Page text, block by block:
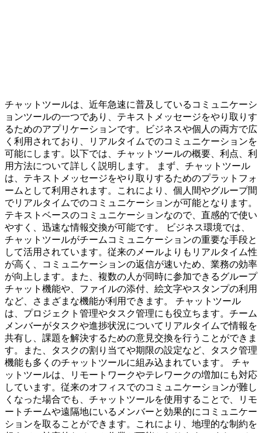
チャットツールは、近年急速に普及しているコミュニケーシ
ョンツールの一つであり、テキストメッセージをやり取りす
るためのアプリケーションです。ビジネスや個人の両方で広
く利用されており、リアルタイムでのコミュニケーションを
可能にします。以下では、チャットツールの概要、利点、利
用方法について詳しく説明します。 まず、チャットツール
は、テキストメッセージをやり取りするためのプラットフォ
ームとして利用されます。これにより、個人間やグループ間
でリアルタイムでのコミュニケーションが可能となります。
テキストベースのコミュニケーションなので、直感的で使い
やすく、迅速な情報交換が可能です。 ビジネス環境では、
チャットツールがチームコミュニケーションの重要な手段と
して活用されています。従来のメールよりもリアルタイム性
が高く、コミュニケーションの返信が速いため、業務の効率
が向上します。また、複数の人が同時に参加できるグループ
チャット機能や、ファイルの添付、絵文字やスタンプの利用
など、さまざまな機能が利用できます。 チャットツール
は、プロジェクト管理やタスク管理にも役立ちます。チーム
メンバーがタスクや進捗状況についてリアルタイムで情報を
共有し、課題を解決するための意見交換を行うことができま
す。また、タスクの割り当てや期限の設定など、タスク管理
機能も多くのチャットツールに組み込まれています。 チャ
ットツールは、リモートワークやテレワークの増加にも対応
しています。従来のオフィスでのコミュニケーションが難し
くなった場合でも、チャットツールを使用することで、リモ
ートチームや遠隔地にいるメンバーと効果的にコミュニケー
ションを取ることができます。これにより、地理的な制約を